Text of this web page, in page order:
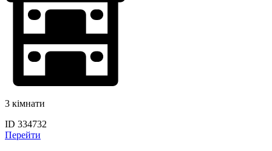
3 кімнати
ID 334732
Перейти